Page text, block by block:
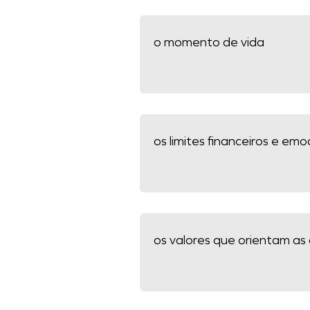
o momento de vida
os limites financeiros e
os valores que orientam as